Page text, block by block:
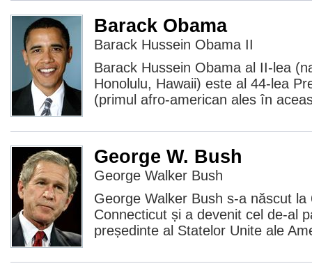
Barack Obama
Barack Hussein Obama II
Barack Hussein Obama al II-lea
Honolulu, Hawaii) este al 44-lea
(primul afro-american ales în
George W. Bush
George Walker Bush
George Walker Bush s-a născut
Connecticut și a devenit cel de-al
președinte al Statelor Unite ale